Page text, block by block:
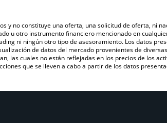
y no constituye una oferta, una solicitud de oferta, ni
u otro instrumento financiero mencionado en
ni ningún otro tipo de asesoramiento. Los datos
de datos del mercado provenientes de
las cuales no están reflejadas en los precios de los
que se lleven a cabo a partir de los datos